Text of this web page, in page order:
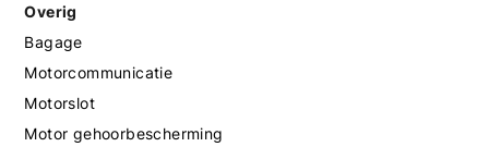
Overig
Bagage
Motorcommunicatie
Motorslot
Motor gehoorbescherming